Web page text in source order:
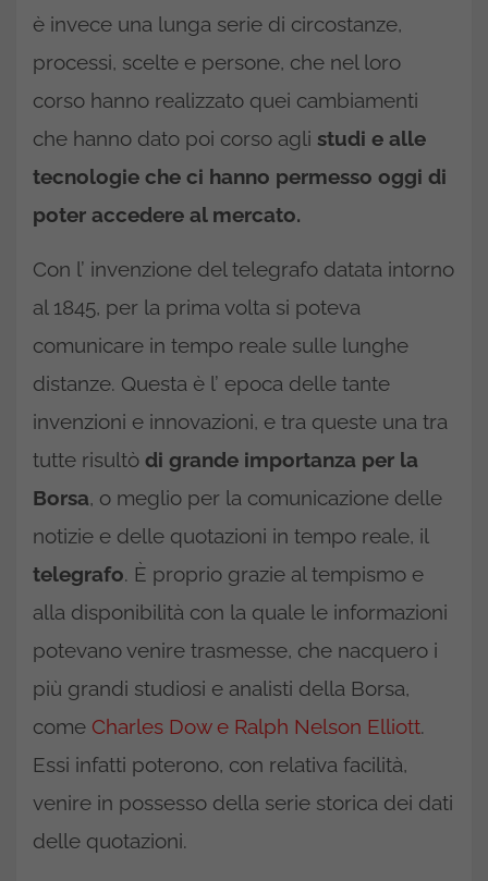
è invece una lunga serie di circostanze,
processi, scelte e persone, che nel loro
corso hanno realizzato quei cambiamenti
che hanno dato poi corso agli studi e alle
tecnologie che ci hanno permesso oggi di
poter accedere al mercato.
Con l’ invenzione del telegrafo datata intorno
al 1845, per la prima volta si poteva
comunicare in tempo reale sulle lunghe
distanze. Questa è l’ epoca delle tante
invenzioni e innovazioni, e tra queste una tra
tutte risultò di grande importanza per la
Borsa, o meglio per la comunicazione delle
notizie e delle quotazioni in tempo reale, il
telegrafo. È proprio grazie al tempismo e
alla disponibilità con la quale le informazioni
potevano venire trasmesse, che nacquero i
più grandi studiosi e analisti della Borsa,
come Charles Dow e Ralph Nelson Elliott.
Essi infatti poterono, con relativa facilità,
venire in possesso della serie storica dei dati
delle quotazioni.